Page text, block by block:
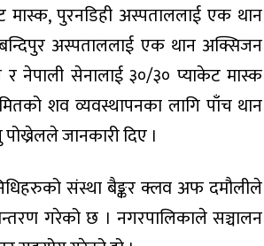
मास्क, पुरनडिही अस्पताललाई एक थान
अस्पताललाई एक थान अक्सिजन
र नेपाली सेनालाई ३०/३० प्याकेट मास्क
शव व्यवस्थापनका लागि पाँच थान
जानकारी दिए ।
संस्था बैङ्कर क्लव अफ दमौलीले
गरेको छ । नगरपालिकाले सञ्चालन